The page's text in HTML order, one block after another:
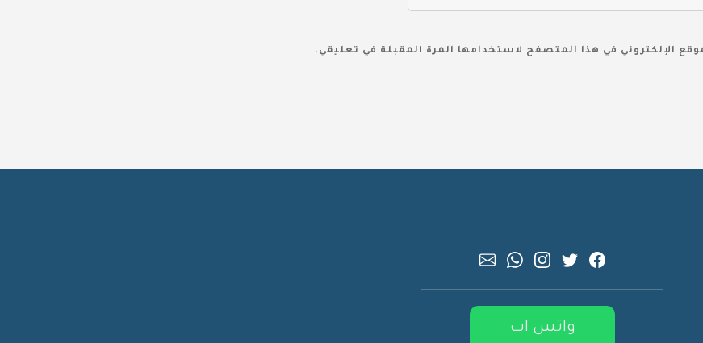
الإلكتروني في هذا المتصفح لاستخدامها المرة المقبلة في تعليقي.
واتس اب